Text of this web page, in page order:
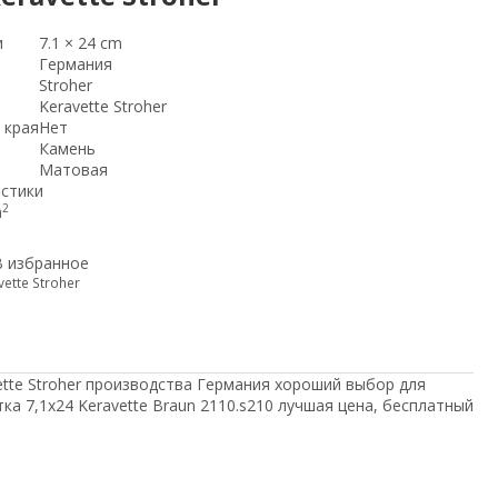
7.1 × 24 cm
Германия
Stroher
Keravette Stroher
Нет
Камень
Матовая
2
избранное
Stroher
Stroher производства Германия хороший выбор для
7,1x24 Keravette Braun 2110.s210 лучшая цена, бесплатный